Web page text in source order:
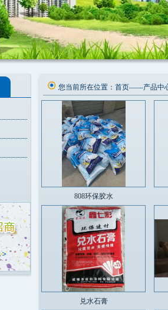
您当前所在位置： 首页——产品中
808环保胶水
兑水石膏